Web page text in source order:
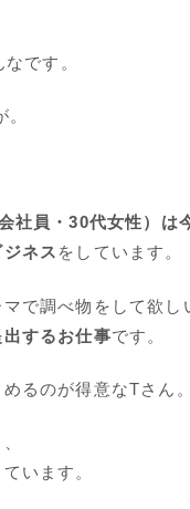
です。
社員・30代女性）は
ネス をしています。
で調べ物をして欲し
するお仕事です。
るのが得意なTさん。
います。